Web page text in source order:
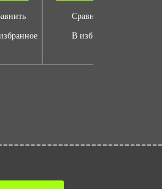
Сравнить
В избранное